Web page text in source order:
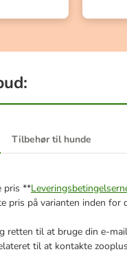
Tilbehør til hunde
pris **
pris på varianten inden for
retten til at bruge din e-
til at kontakte